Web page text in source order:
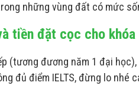
những vùng đất có mức
tiền đặt cọc cho
(tương đương năm 1 đại
đủ điểm IELTS, đừng lo